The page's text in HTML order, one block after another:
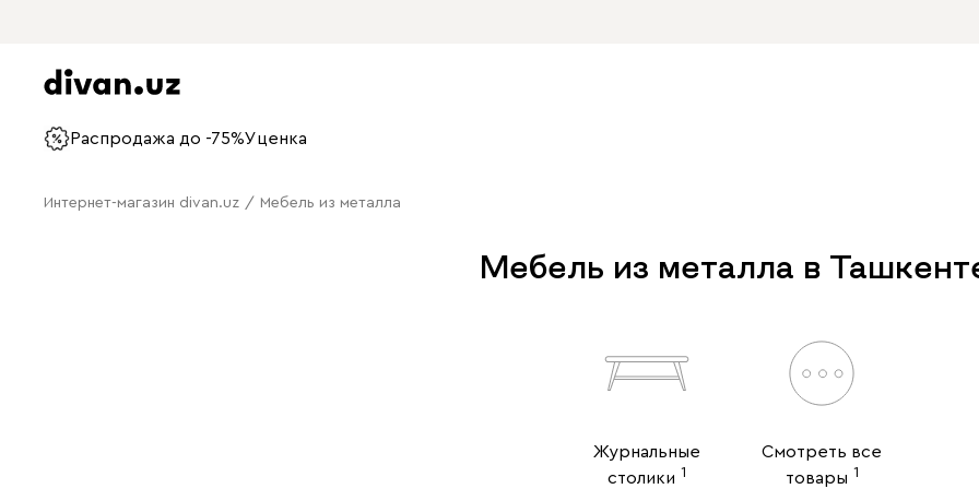
Распродажа до -75%Уценка
Интернет-магазин divan.uz / Мебель из металла
Мебель из металла в
Журнальные
столики 1
Смотреть все
товары 1